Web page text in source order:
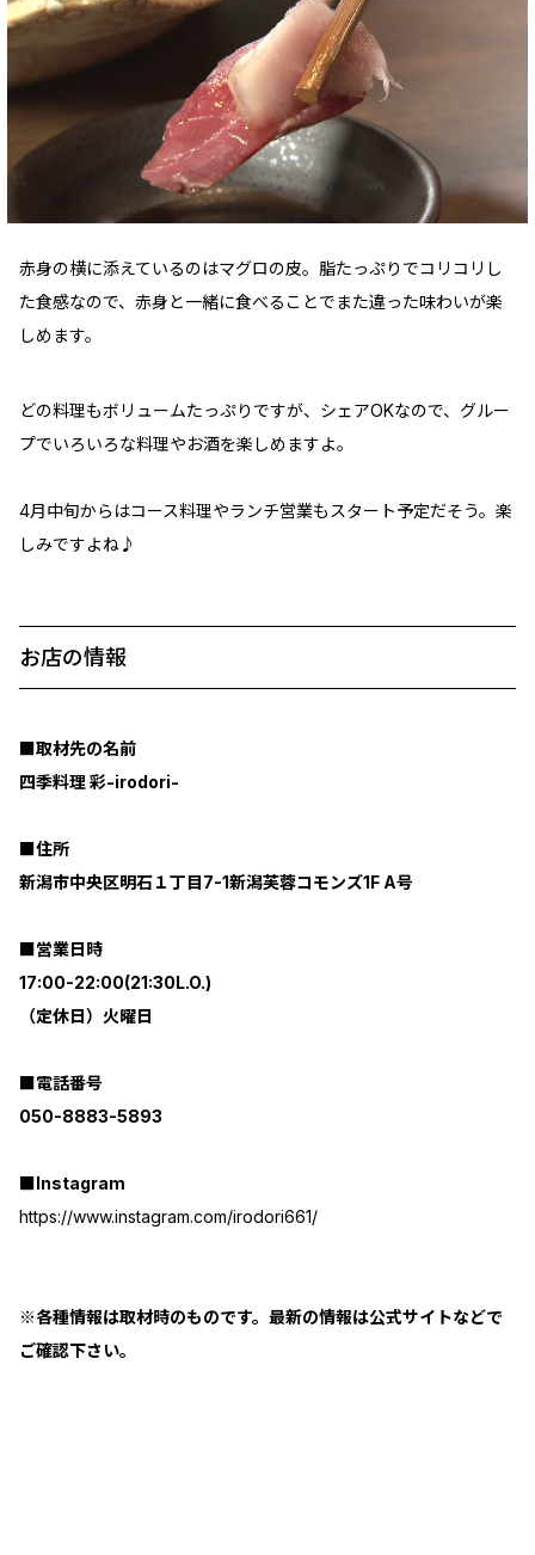
赤身の横に添えているのはマグロの皮。脂たっぷりでコリコリし
た食感なので、赤身と一緒に食べることでまた違った味わいが楽
しめます。
どの料理もボリュームたっぷりですが、シェアOKなので、グルー
プでいろいろな料理やお酒を楽しめますよ。
4月中旬からはコース料理やランチ営業もスタート予定だそう。楽
しみですよね♪
お店の情報
■取材先の名前
四季料理 彩-irodori-
■住所
新潟市中央区明石１丁目7-1新潟芙蓉コモンズ1F A号
■営業日時
17:00-22:00(21:30L.O.)
（定休日）火曜日
■電話番号
050-8883-5893
■Instagram
https://www.instagram.com/irodori661/
※各種情報は取材時のものです。最新の情報は公式サイトなどで
ご確認下さい。